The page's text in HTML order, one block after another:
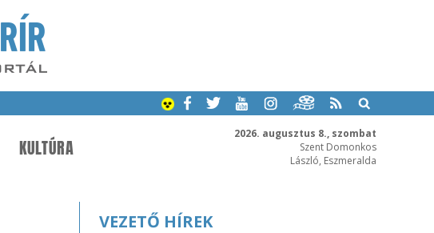
2026. augusztus 8., szombat
Szent Domonkos
László, Eszmeralda
KULTÚRA
VEZETŐ HÍREK